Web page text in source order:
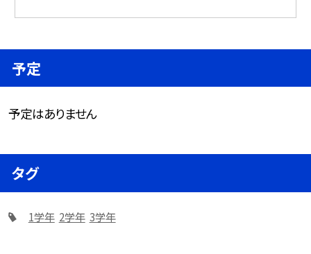
予定
予定はありません
タグ
1学年 2学年 3学年